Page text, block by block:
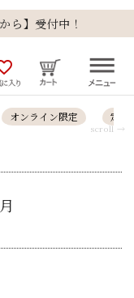
ら】受付中！
入り
オンライン限定 定番
scroll →